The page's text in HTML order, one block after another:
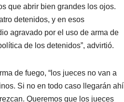
que abrir bien grandes los ojos.
detenidos, y en esos
agravado por el uso de arma de
de los detenidos”, advirtió.
de fuego, “los jueces no van a
Si no en todo caso llegarán ahí
Queremos que los jueces